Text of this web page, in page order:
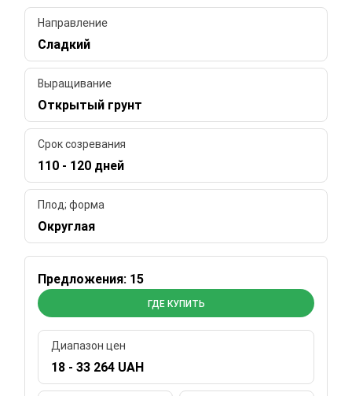
Направление
Сладкий
Выращивание
Открытый грунт
Срок созревания
110 - 120 дней
Плод; форма
Округлая
Предложения: 15
ГДЕ КУПИТЬ
Диапазон цен
18 - 33 264 UAH